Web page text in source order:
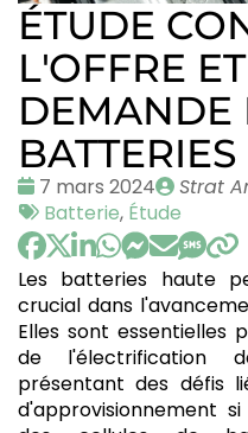
ÉTUDE
L'OFFRE
DEMANDE
BATTERIES
Date
:
7 mars 2024
Publié
par
Strat
Tags
:
Batterie, Étude
Les batteries haute
crucial dans
Elles sont essentielles
de l'électrification
présentant des défis
d'approvisionnement